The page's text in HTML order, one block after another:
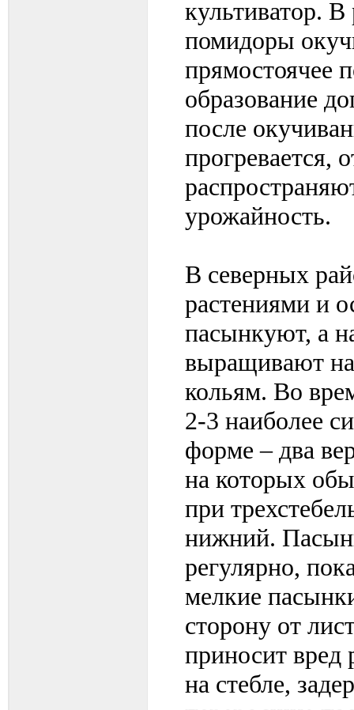
культиватор.
помидоры
прямостоячее
образование
после
прогревается,
урожайность.
В северных
растениями и
пасынкуют, а
выращивают
кольям. Во
2-3 наиболее
форме – два
на которых
при
нижний.
регулярно,
мелкие
сторону от
приносит вред
на стебле,